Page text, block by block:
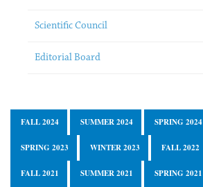
Scientific Council
Editorial Board
FALL 2024 SUMMER 2024 SPRING 2024
SPRING 2023 WINTER 2023 FALL 2022
FALL 2021 SUMMER 2021 SPRING 2021